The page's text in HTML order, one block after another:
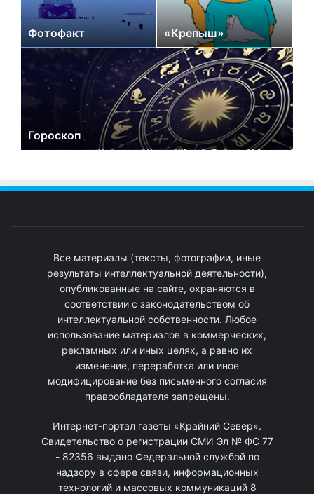
Фотофакт «Крепыш»
Гороскоп
Все материалы (тексты, фотографии, иные
результаты интеллектуальной деятельности),
опубликованные на сайте, охраняются в
соответствии с законодательством об
интеллектуальной собственности. Любое
использование материалов в коммерческих,
рекламных или иных целях, а равно их
изменение, переработка или иное
модифицирование без письменного согласия
правообладателя запрещены.
Интернет-портал газеты «Крайний Север».
Свидетельство о регистрации СМИ Эл № ФС 77
- 82356 выдано Федеральной службой по
надзору в сфере связи, информационных
технологий и массовых коммуникаций 8